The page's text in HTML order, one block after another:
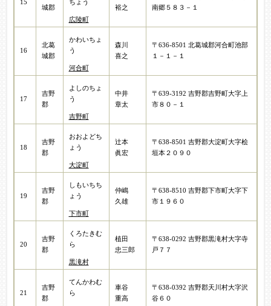
15
城郡
ちょう
広陵町
裕之​
南郷５８３－１
16
北葛
城郡
かわいちょ
う
河合町
森川
喜之
〒636-8501 北葛城郡河合町池部
１－１－１
17
吉野
郡
よしのちょ
う
吉野町
中井
章太
〒639-3192 吉野郡吉野町大字上
市８０－１
18
吉野
郡
おおよどち
ょう
大淀町
辻本
眞宏​
〒638-8501 吉野郡大淀町大字桧
垣本２０９０
19
吉野
郡
しもいちち
ょう
下市町
仲嶋
久雄
〒638-8510 吉野郡下市町大字下
市１９６０
20
吉野
郡
くろたきむ
ら
黒滝村
植田
忠三郎
〒638-0292 吉野郡黒滝村大字寺
戸７７
21
吉野
郡
てんかわむ
ら
車谷
重高
〒638-0392 吉野郡天川村大字沢
谷６０